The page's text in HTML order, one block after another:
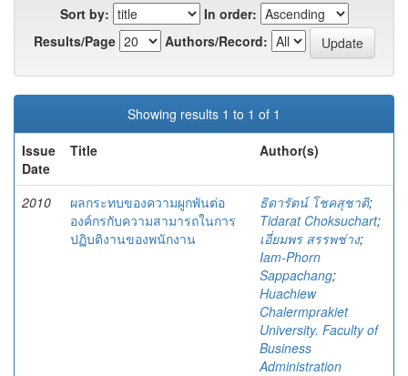
Sort by:
In order:
Results/Page
Authors/Record:
Showing results 1 to 1 of 1
Issue
Date
Title Author(s)
2010
ผลกระทบของความผูกพันต่อ
องค์กรกับความสามารถในการ
ปฏิบติงานของพนักงาน
ธิดารัตน์ โชคสุชาติ;
Tidarat Choksuchart;
เอี่ยมพร สรรพช่าง;
Iam-Phorn
Sappachang;
Huachiew
Chalermprakiet
University. Faculty of
Business
Administration